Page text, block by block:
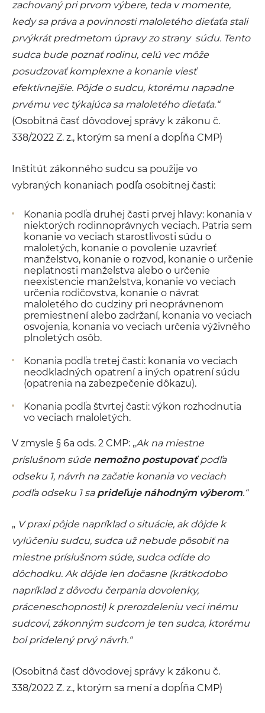
zachovaný pri prvom výbere, teda v momente,
kedy sa práva a povinnosti maloletého dieťaťa stali
prvýkrát predmetom úpravy zo strany súdu. Tento
sudca bude poznať rodinu, celú vec môže
posudzovať komplexne a konanie viesť
efektívnejšie. Pôjde o sudcu, ktorému napadne
prvému vec týkajúca sa maloletého dieťaťa.“
(Osobitná časť dôvodovej správy k zákonu č.
338/2022 Z. z., ktorým sa mení a dopĺňa CMP)
Inštitút zákonného sudcu sa použije vo
vybraných konaniach podľa osobitnej časti:
Konania podľa druhej časti prvej hlavy: konania v
niektorých rodinnoprávnych veciach. Patria sem
konanie vo veciach starostlivosti súdu o
maloletých, konanie o povolenie uzavrieť
manželstvo, konanie o rozvod, konanie o určenie
neplatnosti manželstva alebo o určenie
neexistencie manželstva, konanie vo veciach
určenia rodičovstva, konanie o návrat
maloletého do cudziny pri neoprávnenom
premiestnení alebo zadržaní, konania vo veciach
osvojenia, konania vo veciach určenia výživného
plnoletých osôb.
Konania podľa tretej časti: konania vo veciach
neodkladných opatrení a iných opatrení súdu
(opatrenia na zabezpečenie dôkazu).
Konania podľa štvrtej časti: výkon rozhodnutia
vo veciach maloletých.
V zmysle § 6a ods. 2 CMP: „Ak na miestne
príslušnom súde nemožno postupovaťpodľa
odseku 1, návrh na začatie konania vo veciach
podľa odseku 1 sa prideľuje náhodným výberom.“
„ V praxi pôjde napríklad o situácie, ak dôjde k
vylúčeniu sudcu, sudca už nebude pôsobiť na
miestne príslušnom súde, sudca odíde do
dôchodku. Ak dôjde len dočasne (krátkodobo
napríklad z dôvodu čerpania dovolenky,
práceneschopnosti) k prerozdeleniu veci inému
sudcovi, zákonným sudcom je ten sudca, ktorému
bol pridelený prvý návrh.“
(Osobitná časť dôvodovej správy k zákonu č.
338/2022 Z. z., ktorým sa mení a dopĺňa CMP)